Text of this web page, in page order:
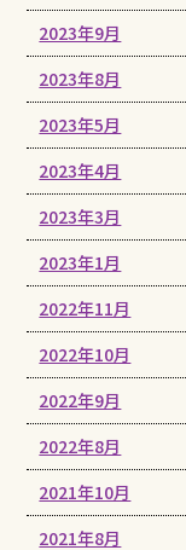
2023年9月
2023年8月
2023年5月
2023年4月
2023年3月
2023年1月
2022年11月
2022年10月
2022年9月
2022年8月
2021年10月
2021年8月